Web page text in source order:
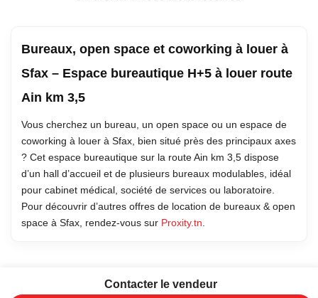
Contacter le vendeur
Bureaux, open space et coworking à louer à
Sfax – Espace bureautique H+5 à louer route
Ain km 3,5
Vous cherchez un bureau, un open space ou un espace de
coworking à louer à Sfax, bien situé près des principaux axes
? Cet espace bureautique sur la route Ain km 3,5 dispose
d’un hall d’accueil et de plusieurs bureaux modulables, idéal
pour cabinet médical, société de services ou laboratoire.
Pour découvrir d’autres offres de location de bureaux & open
space à Sfax, rendez-vous sur Proxity.tn.